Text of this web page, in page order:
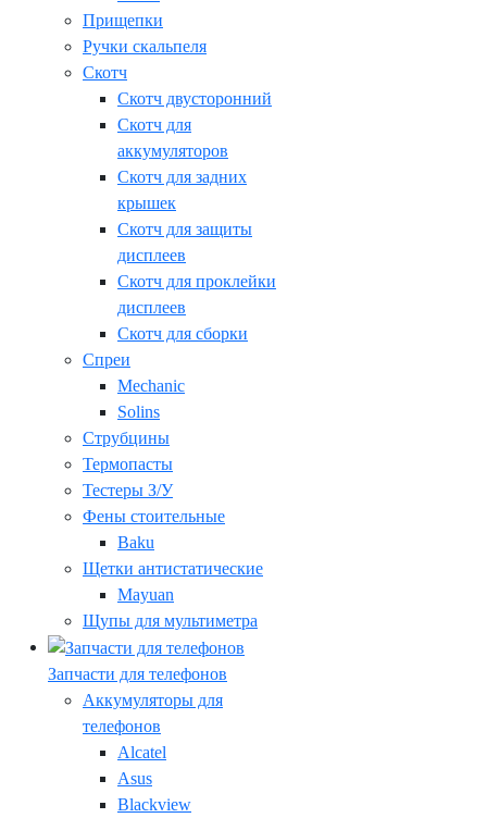
Прищепки
Ручки скальпеля
Скотч
Скотч двусторонний
Скотч для
аккумуляторов
Скотч для задних
крышек
Скотч для защиты
дисплеев
Скотч для проклейки
дисплеев
Скотч для сборки
Спреи
Mechanic
Solins
Струбцины
Термопасты
Тестеры З/У
Фены стоительные
Baku
Щетки антистатические
Mayuan
Щупы для мультиметра
Запчасти для телефонов
Аккумуляторы для
телефонов
Alcatel
Asus
Blackview